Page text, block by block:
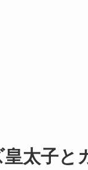
太子と